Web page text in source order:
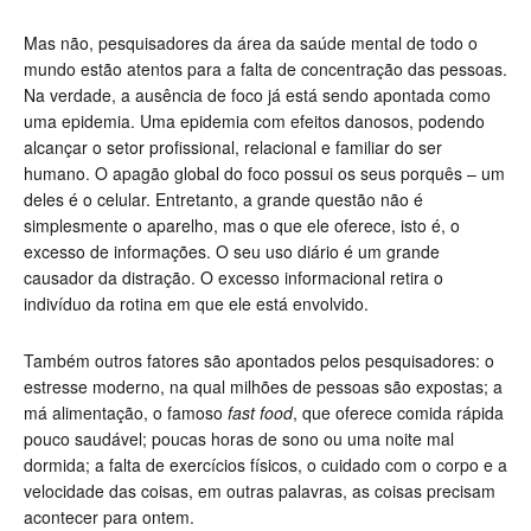
Mas não, pesquisadores da área da saúde mental de todo o
mundo estão atentos para a falta de concentração das pessoas.
Na verdade, a ausência de foco já está sendo apontada como
uma epidemia. Uma epidemia com efeitos danosos, podendo
alcançar o setor profissional, relacional e familiar do ser
humano. O apagão global do foco possui os seus porquês – um
deles é o celular. Entretanto, a grande questão não é
simplesmente o aparelho, mas o que ele oferece, isto é, o
excesso de informações. O seu uso diário é um grande
causador da distração. O excesso informacional retira o
indivíduo da rotina em que ele está envolvido.
Também outros fatores são apontados pelos pesquisadores: o
estresse moderno, na qual milhões de pessoas são expostas; a
má alimentação, o famoso fast food, que oferece comida rápida
pouco saudável; poucas horas de sono ou uma noite mal
dormida; a falta de exercícios físicos, o cuidado com o corpo e a
velocidade das coisas, em outras palavras, as coisas precisam
acontecer para ontem.